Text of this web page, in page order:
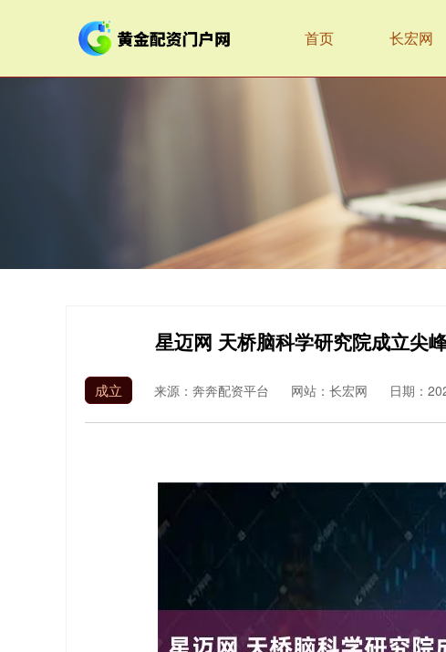
首页 长宏网
星迈网 天桥脑科学研究院成立尖
成立 来源：奔奔配资平台 网站：长宏网 日期：